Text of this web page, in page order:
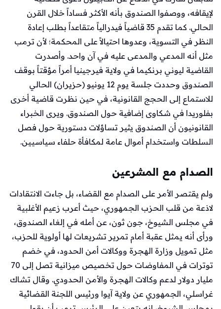
لإيقافه، ووصفوا الصندوق بأنه الأكثر فساداً خلال القرن
الحالي. كما تقدم 35 قاضياً فيدرالياً متقاعداً بطلب إعادة
النظر في التسوية، وعدوها احتيالاً على المحكمة؛ لأن ترمب
مثل أنه المدعي والمدعى عليه في آن واحد. وأصدرت
القاضية ليوني برنكيما في ولاية فيرجينيا أمراً مؤقتاً بوقف
الصندوق وحددت جلسة يوم 12 يونيو (حزيران) الحالي
للاستماع إلى الحجج القانونية، في حين نظرت قاضية أخرى
بفلوريدا في شكاوى إضافية حول الصندوق. ويرى الخبراء
القانونيون أن الصندوق يثير تساؤلات دستورية حول فصل
السلطات واستخدام أموال عامة لمكافأة حلفاء سياسيين.
الصدام مع المشرعين
ولم يقتصر الأمر على الصدام مع القضاء، بل جاءت الانتقادات
لاذعة من قلب الحزب الجمهوري، حيث أعرب زعيم الأغلبية
في مجلس الشيوخ، جون ثون، عن أمله في إلغاء الصندوق،
ورأى أنه يمثل عقبة أمام تمرير تشريعات لها أولوية للحزب،
مثل تمويل وزارة الهجرة ووكالات أمن الحدود، في خضم
توترات في المفاوضات حول تخصيص ميزانية تصل إلى 70
مليار دولار لدعم وكالات الهجرة والأمن الحدودي. وقال تشاك
غراسلي، الجمهوري عن ولاية آيوا ورئيس اللجنة القضائية